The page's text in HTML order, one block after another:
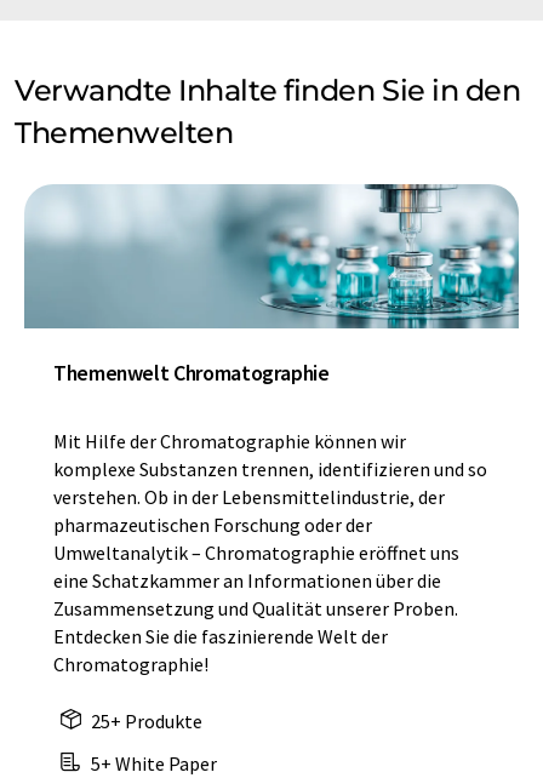
Verwandte Inhalte finden Sie in den
Themenwelten
Themenwelt Chromatographie
Mit Hilfe der Chromatographie können wir
komplexe Substanzen trennen, identifizieren und so
verstehen. Ob in der Lebensmittelindustrie, der
pharmazeutischen Forschung oder der
Umweltanalytik – Chromatographie eröffnet uns
eine Schatzkammer an Informationen über die
Zusammensetzung und Qualität unserer Proben.
Entdecken Sie die faszinierende Welt der
Chromatographie!
25+ Produkte
5+ White Paper